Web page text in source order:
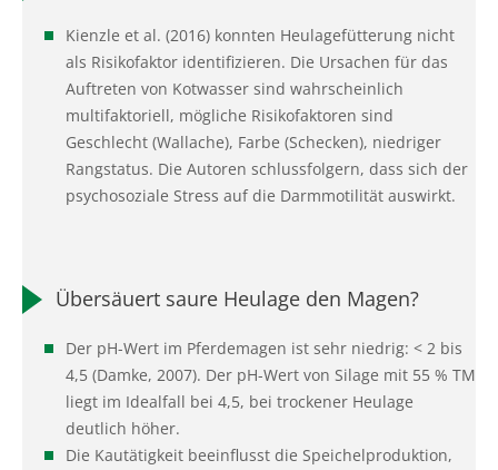
Kienzle et al. (2016) konnten Heulagefütterung nicht
als Risikofaktor identifizieren. Die Ursachen für das
Auftreten von Kotwasser sind wahrscheinlich
multifaktoriell, mögliche Risikofaktoren sind
Geschlecht (Wallache), Farbe (Schecken), niedriger
Rangstatus. Die Autoren schlussfolgern, dass sich der
psychosoziale Stress auf die Darmmotilität auswirkt.
Übersäuert saure Heulage den Magen?
Der pH-Wert im Pferdemagen ist sehr niedrig: < 2 bis
4,5 (Damke, 2007). Der pH-Wert von Silage mit 55 % TM
liegt im Idealfall bei 4,5, bei trockener Heulage
deutlich höher.
Die Kautätigkeit beeinflusst die Speichelproduktion,